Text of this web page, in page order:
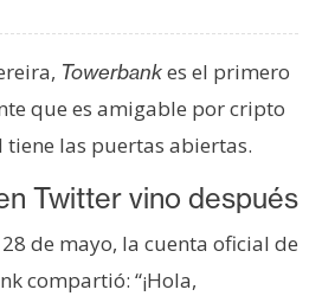
Towerbankes el primero
que es amigable por cripto
las puertas abiertas.
Twitter vino después
de mayo, la cuenta oficial de
compartió: “¡Hola,